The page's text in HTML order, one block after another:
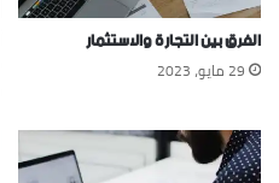
الفرق بين التجارة والاستثمار
29 مايو، 2023